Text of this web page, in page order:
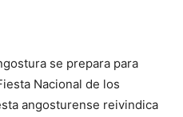
se prepara para
Nacional de los
angosturense reivindica